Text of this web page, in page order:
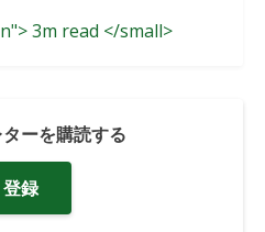
3m read </small>
ーを購読する
登録